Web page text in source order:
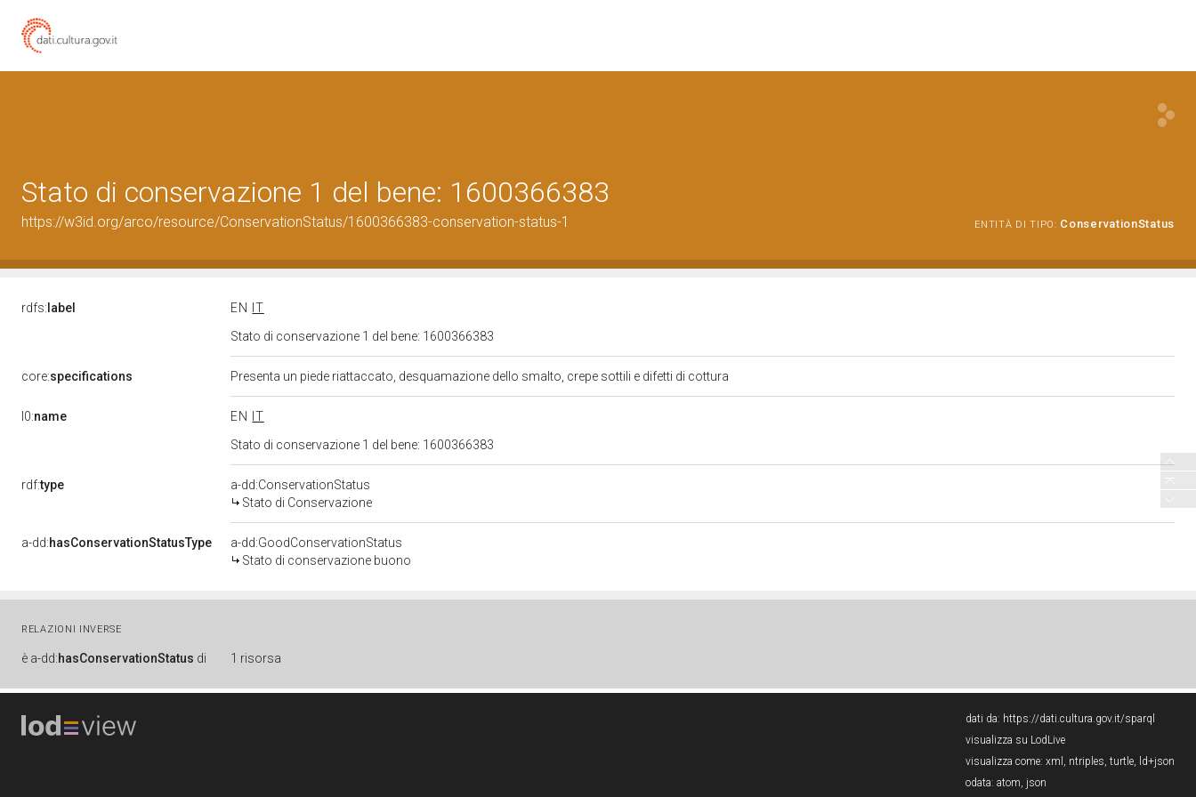
Stato di conservazione 1 del bene: 1600366383
https://w3id.org/arco/resource/ConservationStatus/1600366383-conservation-status-1 ENTITÀ DI TIPO: ConservationStatus
rdfs: label EN
IT
Stato di conservazione 1 del bene: 1600366383
core:specifications Presenta un piede riattaccato, desquamazione dello smalto, crepe sottili e difetti di cottura
l0:name EN
IT
Stato di conservazione 1 del bene: 1600366383
rdf:type
a-dd:ConservationStatus
Stato di Conservazione
a-dd:hasConservationStatusType
a-dd:GoodConservationStatus
Stato di conservazione buono
RELAZIONI INVERSE
è a-dd:hasConservationStatus di 1 risorsa
dati da: https://dati.cultura.gov.it/sparql
visualizza su LodLive
visualizza come: xml , ntriples, turtle, ld+json
odata: atom, json